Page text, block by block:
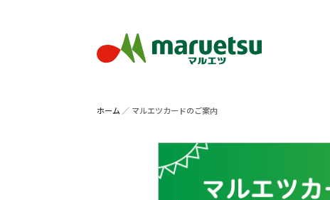
ホーム マルエツカードのご案内